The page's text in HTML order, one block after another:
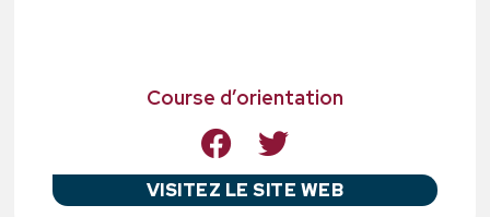
Course d’orientation
VISITEZ LE SITE WEB